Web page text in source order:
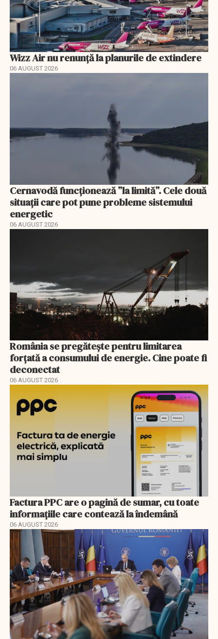
Wizz Air nu renunță la planurile de extindere
06 AUGUST 2026
Cernavodă funcționează ”la limită”. Cele două
situații care pot pune probleme sistemului
energetic
06 AUGUST 2026
România se pregătește pentru limitarea
forțată a consumului de energie. Cine poate fi
deconectat
06 AUGUST 2026
Factura PPC are o pagină de sumar, cu toate
informațiile care contează la îndemână
06 AUGUST 2026